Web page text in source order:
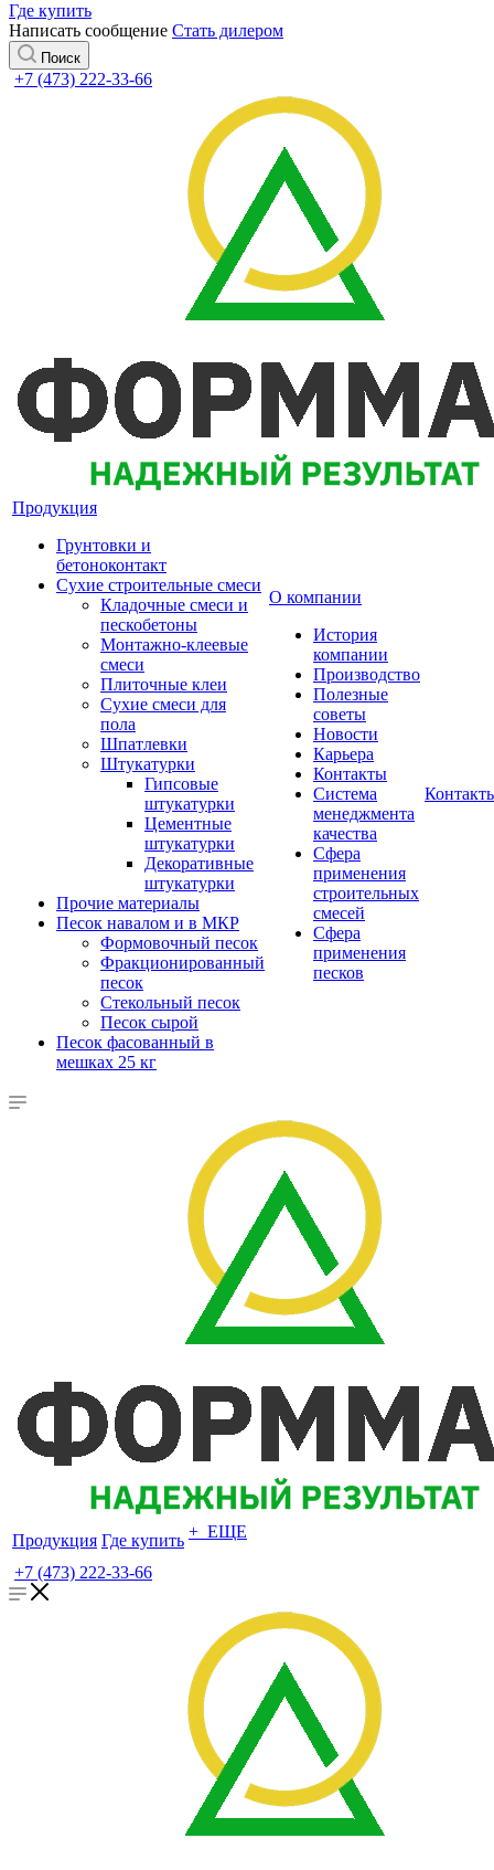
Где купить
Написать сообщение Стать дилером
Поиск
+7 (473) 222-33-66
Продукция
Грунтовки и
бетоноконтакт
Сухие строительные смеси
Кладочные смеси и
пескобетоны
Монтажно-клеевые
смеси
Плиточные клеи
Сухие смеси для
пола
Шпатлевки
Штукатурки
Гипсовые
штукатурки
Цементные
штукатурки
Декоративные
штукатурки
Прочие материалы
Песок навалом и в МКР
Формовочный песок
Фракционированный
песок
Стекольный песок
Песок сырой
Песок фасованный в
мешках 25 кг
О компании
История
компании
Производство
Полезные
советы
Новости
Карьера
Контакты
Система
менеджмента
качества
Сфера
применения
строительных
смесей
Сфера
применения
песков
Продукция Где купить + ЕЩЕ
+7 (473) 222-33-66